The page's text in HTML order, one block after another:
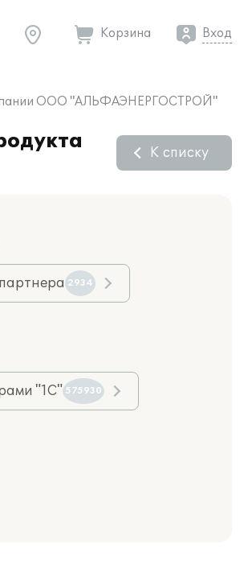
Корзина Вход
ООО "АЛЬФАЭНЕРГОСТРОЙ"
К списку
2934
"1С" 575930